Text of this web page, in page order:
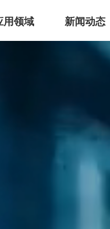
用领域 新闻动态